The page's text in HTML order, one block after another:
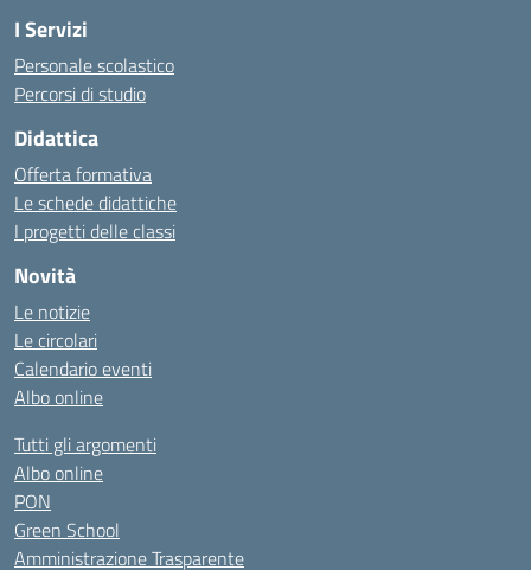
I Servizi
Personale scolastico
Percorsi di studio
Didattica
Offerta formativa
Le schede didattiche
I progetti delle classi
Novità
Le notizie
Le circolari
Calendario eventi
Albo online
Tutti gli argomenti
Albo online
PON
Green School
Amministrazione Trasparente